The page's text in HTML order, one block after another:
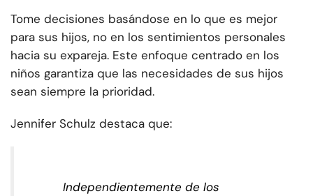
Tome decisiones basándose en lo que es mejor
para sus hijos, no en los sentimientos personales
hacia su expareja. Este enfoque centrado en los
niños garantiza que las necesidades de sus hijos
sean siempre la prioridad.
Jennifer Schulz destaca que:
Independientemente de los